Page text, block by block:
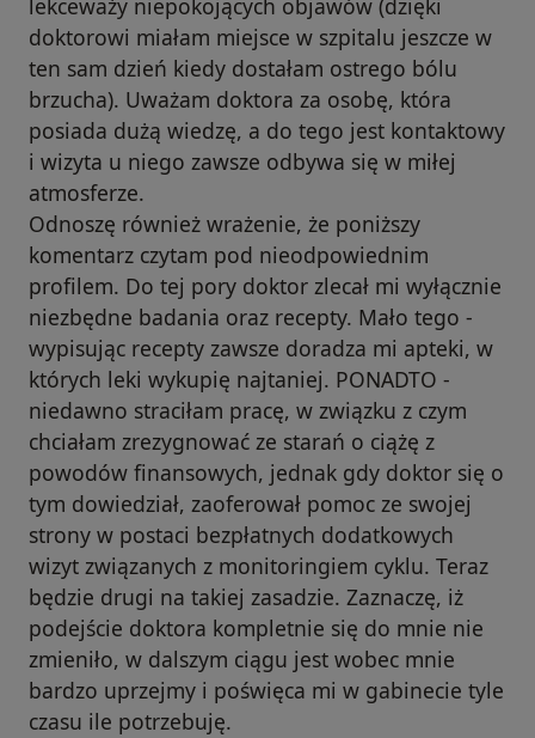
lekceważy niepokojących objawów (dzięki
doktorowi miałam miejsce w szpitalu jeszcze w
ten sam dzień kiedy dostałam ostrego bólu
brzucha). Uważam doktora za osobę, która
posiada dużą wiedzę, a do tego jest kontaktowy
i wizyta u niego zawsze odbywa się w miłej
atmosferze.
Odnoszę również wrażenie, że poniższy
komentarz czytam pod nieodpowiednim
profilem. Do tej pory doktor zlecał mi wyłącznie
niezbędne badania oraz recepty. Mało tego -
wypisując recepty zawsze doradza mi apteki, w
których leki wykupię najtaniej. PONADTO -
niedawno straciłam pracę, w związku z czym
chciałam zrezygnować ze starań o ciążę z
powodów finansowych, jednak gdy doktor się o
tym dowiedział, zaoferował pomoc ze swojej
strony w postaci bezpłatnych dodatkowych
wizyt związanych z monitoringiem cyklu. Teraz
będzie drugi na takiej zasadzie. Zaznaczę, iż
podejście doktora kompletnie się do mnie nie
zmieniło, w dalszym ciągu jest wobec mnie
bardzo uprzejmy i poświęca mi w gabinecie tyle
czasu ile potrzebuję.